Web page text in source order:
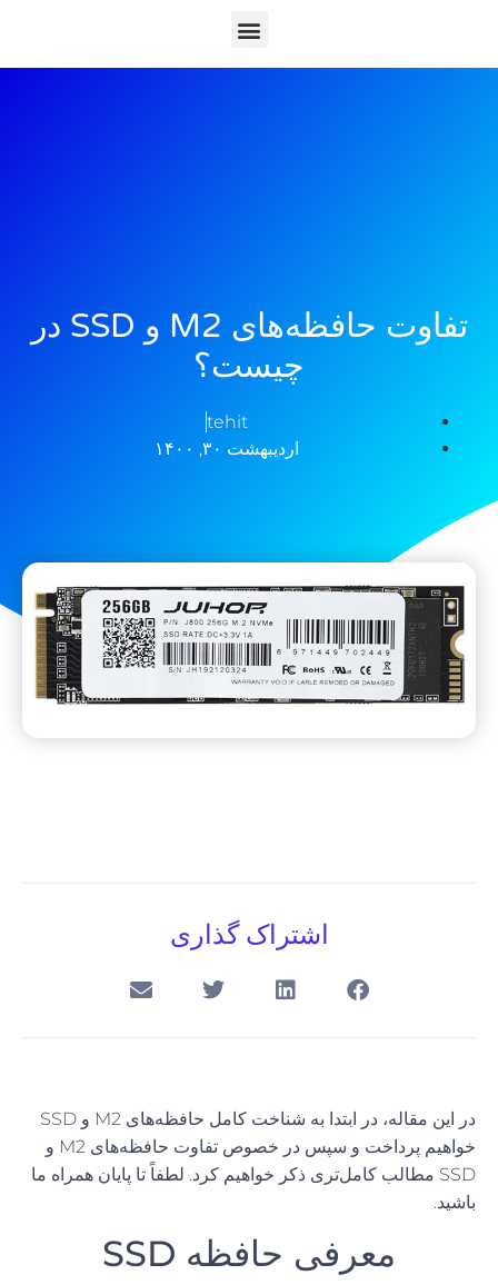
تفاوت حافظه‌های M2 و SSD در
چیست؟
tehit
اردیبهشت ۳۰, ۱۴۰۰
اشتراک گذاری
در این مقاله، در ابتدا به شناخت کامل حافظه‌های M2 و SSD
خواهیم پرداخت و سپس در خصوص تفاوت حافظه‌های M2 و
SSD مطالب کامل
تری ذکر خواهیم کرد. لطفاً تا پایان همراه ما
باشید.
معرفی حافظه